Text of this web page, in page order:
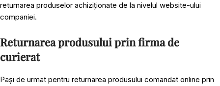
returnarea produselor achiziționate de la nivelul website-ului
companiei.
Returnarea produsului prin firma de
curierat
Pași de urmat pentru returnarea produsului comandat online prin